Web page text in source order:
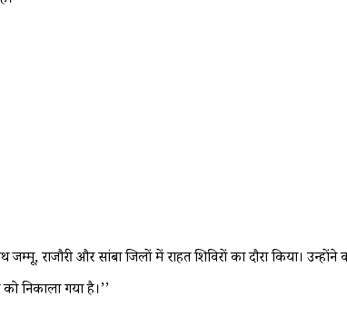
राजौरी और सांबा जिलों में राहत शिविरों का दौरा किया।
निकाला गया है।’’